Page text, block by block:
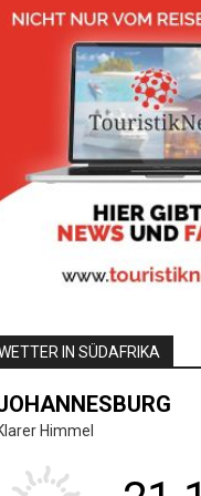
IN SÜDAFRIKA
Himmel